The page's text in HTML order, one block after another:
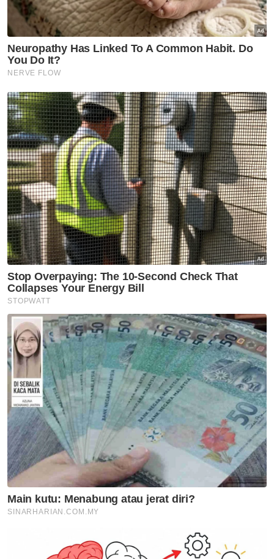
Semasa
Lori terbabas: Operasi Shuttle
Semasa
PDRM perinci mekanisme
penugasan anggota dalam
AVSEC